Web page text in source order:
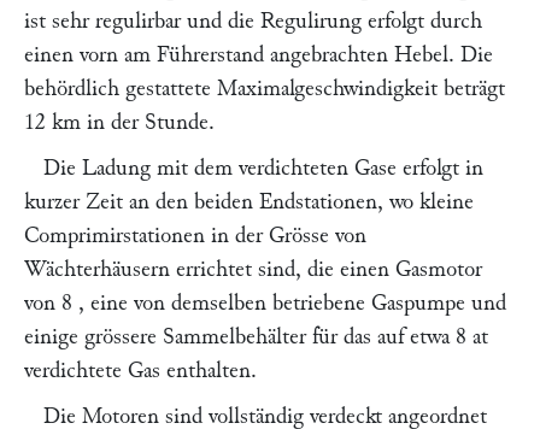
ist sehr regulirbar und die Regulirung erfolgt durch
einen vorn am Führerstand angebrachten Hebel. Die
behördlich gestattete Maximalgeschwindigkeit beträgt
12 km in der Stunde.
Die Ladung mit dem verdichteten Gase erfolgt in
kurzer Zeit an den beiden Endstationen, wo kleine
Comprimirstationen in der Grösse von
Wächterhäusern errichtet sind, die einen Gasmotor
von 8 , eine von demselben betriebene Gaspumpe und
einige grössere Sammelbehälter für das auf etwa 8 at
verdichtete Gas enthalten.
Die Motoren sind vollständig verdeckt angeordnet